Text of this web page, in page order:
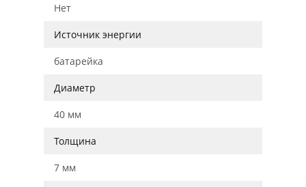
Нет
Источник энергии
батарейка
Диаметр
40 мм
Толщина
7 мм